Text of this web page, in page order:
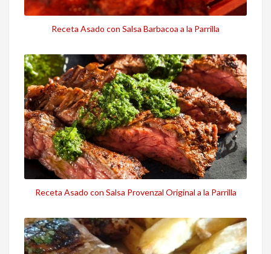
Receta Asado con Salsa Barbacoa a la Parrilla
Receta Asado con Salsa Provenzal Original a la Parrilla